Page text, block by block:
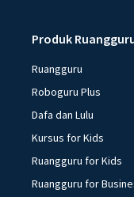
Produk
Ruangguru
Roboguru Plus
Dafa dan Lulu
Kursus for Kids
Ruangguru for Kids
Ruangguru for